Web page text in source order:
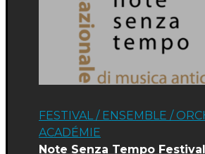
FESTIVAL / ENSEMBLE /
ACADÉMIE
Note Senza Tempo